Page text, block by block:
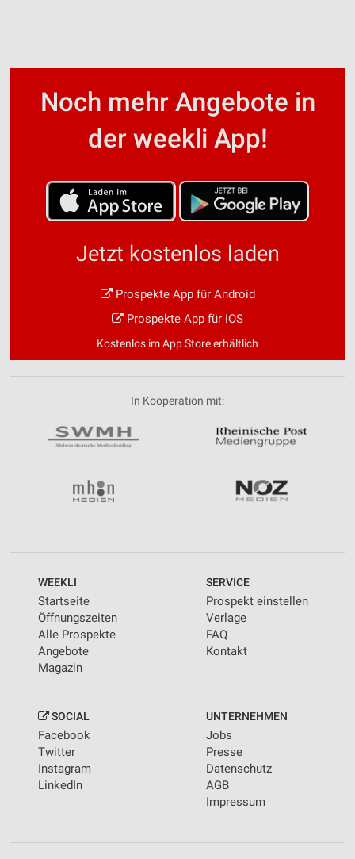
Noch mehr Angebote in
der weekli App!
Jetzt kostenlos laden
Prospekte App für Android
Prospekte App für iOS
Kostenlos im App Store erhältlich
In Kooperation mit:
WEEKLI
Startseite
Öffnungszeiten
Alle Prospekte
Angebote
Magazin
SERVICE
Prospekt einstellen
Verlage
FAQ
Kontakt
SOCIAL
Facebook
Twitter
Instagram
LinkedIn
UNTERNEHMEN
Jobs
Presse
Datenschutz
AGB
Impressum